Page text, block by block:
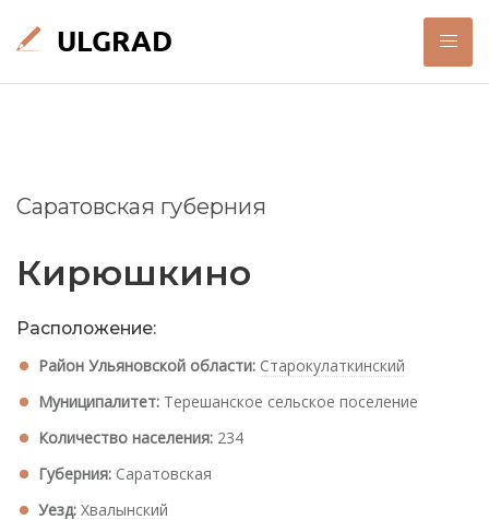
Саратовская губерния
Кирюшкино
Расположение:
Район Ульяновской области: Старокулаткинский
Муниципалитет: Терешанское сельское поселение
Количество населения: 234
Губерния: Саратовская
Уезд: Хвалынский